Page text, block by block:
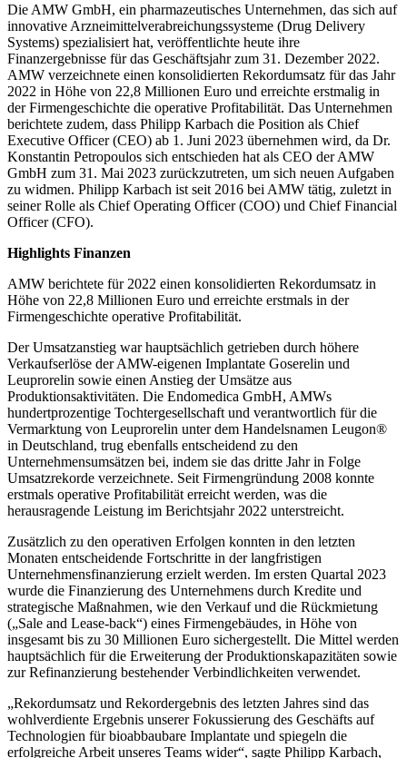
Die AMW GmbH, ein pharmazeutisches Unternehmen, das sich auf
innovative Arzneimittelverabreichungssysteme (Drug Delivery
Systems) spezialisiert hat, veröffentlichte heute ihre
Finanzergebnisse für das Geschäftsjahr zum 31. Dezember 2022.
AMW verzeichnete einen konsolidierten Rekordumsatz für das Jahr
2022 in Höhe von 22,8 Millionen Euro und erreichte erstmalig in
der Firmengeschichte die operative Profitabilität. Das Unternehmen
berichtete zudem, dass Philipp Karbach die Position als Chief
Executive Officer (CEO) ab 1. Juni 2023 übernehmen wird, da Dr.
Konstantin Petropoulos sich entschieden hat als CEO der AMW
GmbH zum 31. Mai 2023 zurückzutreten, um sich neuen Aufgaben
zu widmen. Philipp Karbach ist seit 2016 bei AMW tätig, zuletzt in
seiner Rolle als Chief Operating Officer (COO) und Chief Financial
Officer (CFO).
Highlights Finanzen
AMW berichtete für 2022 einen konsolidierten Rekordumsatz in
Höhe von 22,8 Millionen Euro und erreichte erstmals in der
Firmengeschichte operative Profitabilität.
Der Umsatzanstieg war hauptsächlich getrieben durch höhere
Verkaufserlöse der AMW-eigenen Implantate Goserelin und
Leuprorelin sowie einen Anstieg der Umsätze aus
Produktionsaktivitäten. Die Endomedica GmbH, AMWs
hundertprozentige Tochtergesellschaft und verantwortlich für die
Vermarktung von Leuprorelin unter dem Handelsnamen Leugon®
in Deutschland, trug ebenfalls entscheidend zu den
Unternehmensumsätzen bei, indem sie das dritte Jahr in Folge
Umsatzrekorde verzeichnete. Seit Firmengründung 2008 konnte
erstmals operative Profitabilität erreicht werden, was die
herausragende Leistung im Berichtsjahr 2022 unterstreicht.
Zusätzlich zu den operativen Erfolgen konnten in den letzten
Monaten entscheidende Fortschritte in der langfristigen
Unternehmensfinanzierung erzielt werden. Im ersten Quartal 2023
wurde die Finanzierung des Unternehmens durch Kredite und
strategische Maßnahmen, wie den Verkauf und die Rückmietung
(„Sale and Lease-back“) eines Firmengebäudes, in Höhe von
insgesamt bis zu 30 Millionen Euro sichergestellt. Die Mittel werden
hauptsächlich für die Erweiterung der Produktionskapazitäten sowie
zur Refinanzierung bestehender Verbindlichkeiten verwendet.
„Rekordumsatz und Rekordergebnis des letzten Jahres sind das
wohlverdiente Ergebnis unserer Fokussierung des Geschäfts auf
Technologien für bioabbaubare Implantate und spiegeln die
erfolgreiche Arbeit unseres Teams wider“, sagte Philipp Karbach,